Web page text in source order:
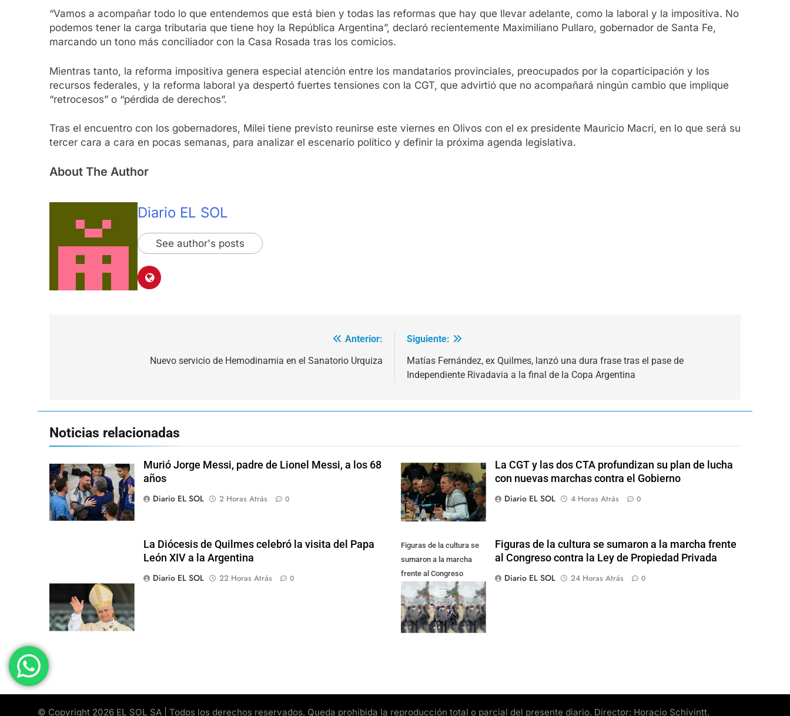
“Vamos a acompañar todo lo que entendemos que está bien y todas las reformas que hay que llevar adelante, como la laboral y la impositiva. No
podemos tener la carga tributaria que tiene hoy la República Argentina”, declaró recientemente Maximiliano Pullaro, gobernador de Santa Fe,
marcando un tono más conciliador con la Casa Rosada tras los comicios.
Mientras tanto, la reforma impositiva genera especial atención entre los mandatarios provinciales, preocupados por la coparticipación y los
recursos federales, y la reforma laboral ya despertó fuertes tensiones con la CGT, que advirtió que no acompañará ningún cambio que implique
“retrocesos” o “pérdida de derechos”.
Tras el encuentro con los gobernadores, Milei tiene previsto reunirse este viernes en Olivos con el ex presidente Mauricio Macri, en lo que será su
tercer cara a cara en pocas semanas, para analizar el escenario político y definir la próxima agenda legislativa.
About The Author
Diario EL SOL
See author's posts
Anterior:
Nuevo servicio de Hemodinamia en el Sanatorio Urquiza
Siguiente:
Matías Fernández, ex Quilmes, lanzó una dura frase tras el pase de
Independiente Rivadavia a la final de la Copa Argentina
Noticias relacionadas
Murió Jorge Messi, padre de Lionel Messi, a los 68
años
Diario EL SOL
2 Horas Atrás 0
La CGT y las dos CTA profundizan su plan de lucha
con nuevas marchas contra el Gobierno
Diario EL SOL
4 Horas Atrás 0
La Diócesis de Quilmes celebró la visita del Papa
León XIV a la Argentina
Diario EL SOL
22 Horas Atrás 0
Figuras de la cultura se
sumaron a la marcha
frente al Congreso
contra la Ley de
Propiedad Privada
Figuras de la cultura se sumaron a la marcha frente
al Congreso contra la Ley de Propiedad Privada
Diario EL SOL
24 Horas Atrás 0
© Copyright 2026 EL SOL SA | Todos los derechos reservados. Queda prohibida la reproducción total o parcial del presente diario. Director: Horacio Schivintt.